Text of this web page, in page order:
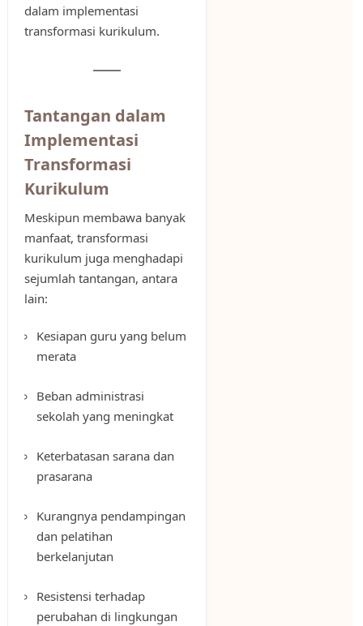
dalam implementasi
transformasi kurikulum.
Tantangan dalam
Implementasi
Transformasi
Kurikulum
Meskipun membawa banyak
manfaat, transformasi
kurikulum juga menghadapi
sejumlah tantangan, antara
lain:
Kesiapan guru yang belum
merata
Beban administrasi
sekolah yang meningkat
Keterbatasan sarana dan
prasarana
Kurangnya pendampingan
dan pelatihan
berkelanjutan
Resistensi terhadap
perubahan di lingkungan